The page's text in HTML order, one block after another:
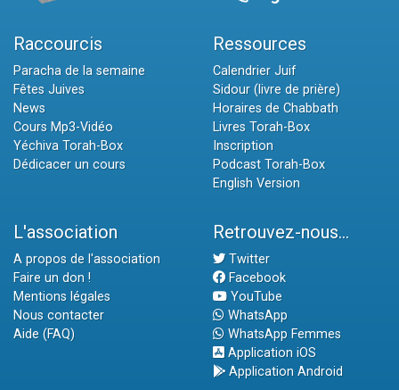
Raccourcis
Paracha de la semaine
Fêtes Juives
News
Cours Mp3-Vidéo
Yéchiva Torah-Box
Dédicacer un cours
Ressources
Calendrier Juif
Sidour (livre de prière)
Horaires de Chabbath
Livres Torah-Box
Inscription
Podcast Torah-Box
English Version
L'association
A propos de l'association
Faire un don !
Mentions légales
Nous contacter
Aide (FAQ)
Retrouvez-nous...
Twitter
Facebook
YouTube
WhatsApp
WhatsApp Femmes
Application iOS
Application Android